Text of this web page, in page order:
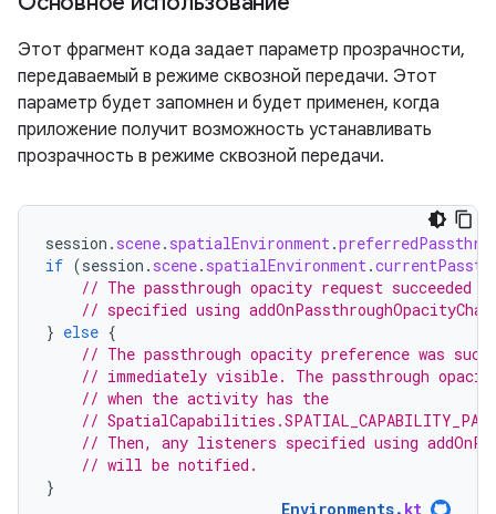
Этот фрагмент кода задает параметр прозрачности,
передаваемый в режиме сквозной передачи. Этот
параметр будет запомнен и будет применен, когда
приложение получит возможность устанавливать
прозрачность в режиме сквозной передачи.
session . scene. spatialEnvironment.
if (session . scene. spatialEnvironment.
// The passthrough opacity request succeeded
// specified using
} else {
// The passthrough opacity preference was
// immediately visible. The passthrough
// when the activity has the
//
// Then, any listeners specified using
// will be notified.
}
Environments. kt